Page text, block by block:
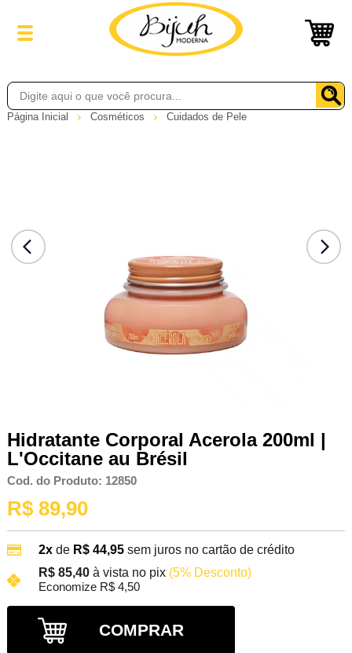
Página Inicial Cosméticos Cuidados de Pele
Hidratante Corporal Acerola 200ml |
L'Occitane au Brésil
Cod. do Produto: 12850
R$ 89,90
2xde R$ 44,95 sem juros no cartão de crédito
R$ 85,40 à vista no pix (5% Desconto)
Economize R$ 4,50
COMPRAR